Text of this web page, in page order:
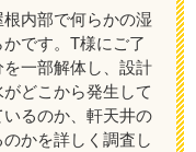
内部で何らかの湿
です。T様にご了
一部解体し、設計
どこから発生して
るのか、軒天井の
かを詳しく調査し